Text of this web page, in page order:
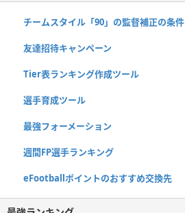
チームスタイル「90」の監督補正の条件
友達招待キャンペーン
Tier表ランキング作成ツール
選手育成ツール
最強フォーメーション
週間FP選手ランキング
eFootballポイントのおすすめ交換先